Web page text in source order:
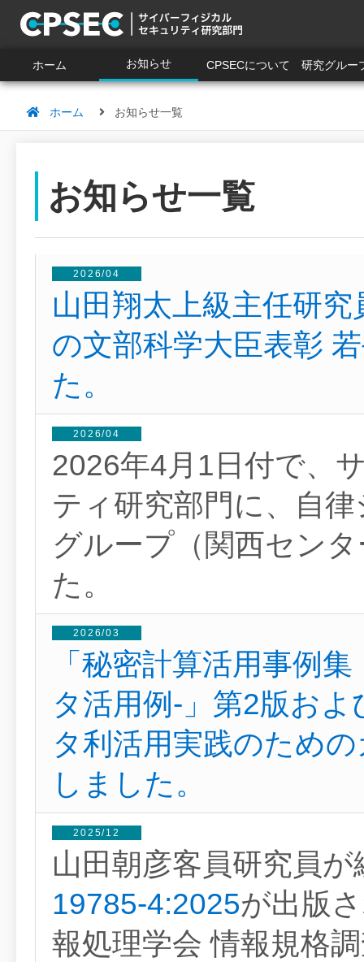
ホーム お知らせ CPSECについて 研究グルー
ホーム お知らせ一覧
お知らせ一覧
2026/04
山田翔太上級主任研
の文部科学大臣表彰
た。
2026/04
2026年4月1日付で、
ティ研究部門に、自
グループ（関西セン
た。
2026/03
「秘密計算活用事例
タ活用例-」第2版お
タ利活用実践のため
しました。
2025/12
山田朝彦客員研究員
19785-4:2025が出版
報処理学会 情報規格